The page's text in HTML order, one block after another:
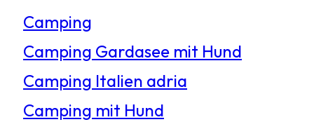
e
n
Camping
Camping Gardasee mit Hund
Camping Italien adria
Camping mit Hund